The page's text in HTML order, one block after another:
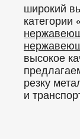
широкий
категории
высокое
резку
и